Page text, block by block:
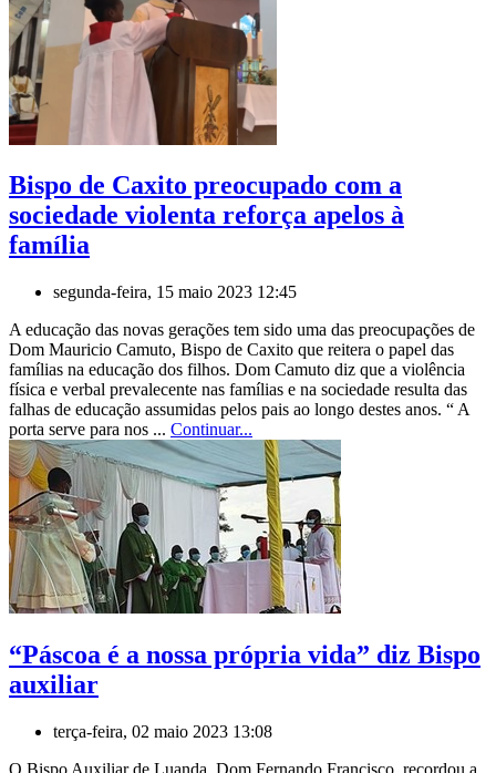
Bispo de Caxito preocupado com a
sociedade violenta reforça apelos à
família
segunda-feira, 15 maio 2023 12:45
A educação das novas gerações tem sido uma das preocupações de
Dom Mauricio Camuto, Bispo de Caxito que reitera o papel das
famílias na educação dos filhos. Dom Camuto diz que a violência
física e verbal prevalecente nas famílias e na sociedade resulta das
falhas de educação assumidas pelos pais ao longo destes anos. “ A
porta serve para nos ... Continuar...
“Páscoa é a nossa própria vida” diz Bispo
auxiliar
terça-feira, 02 maio 2023 13:08